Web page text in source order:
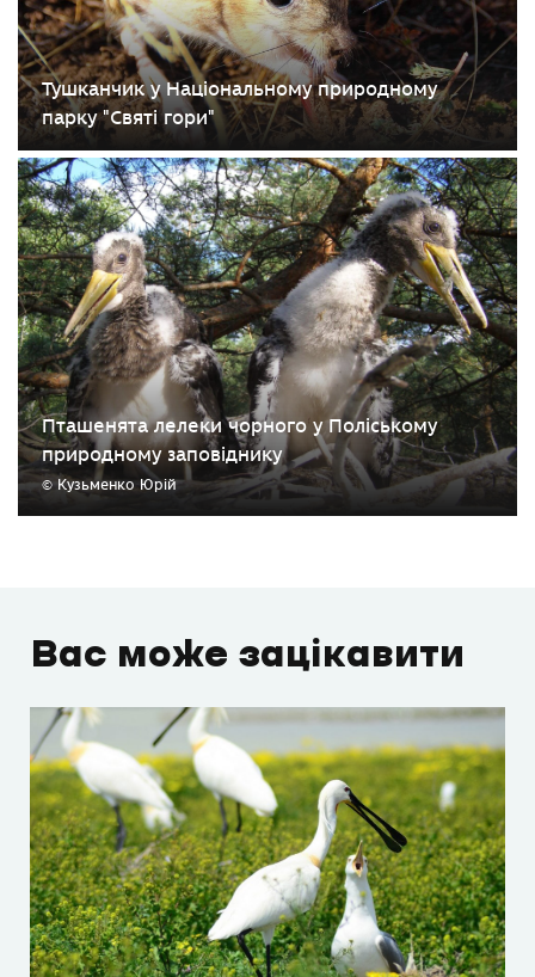
Тушканчик у Національному природному
парку "Святі гори"
Пташенята лелеки чорного у Поліському
природному заповіднику
© Кузьменко Юрій
Вас може зацікавити